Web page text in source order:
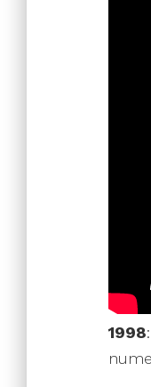
1998